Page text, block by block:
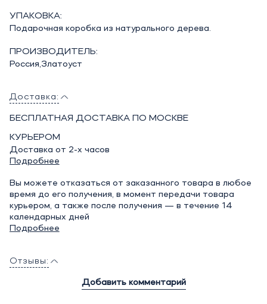
УПАКОВКА:
Подарочная коробка из натурального дерева.
ПРОИЗВОДИТЕЛЬ:
Россия,Златоуст
Доставка:
БЕСПЛАТНАЯ ДОСТАВКА ПО МОСКВЕ
КУРЬЕРОМ
Доставка от 2-х часов
Подробнее
Вы можете отказаться от заказанного товара в любое
время до его получения, в момент передачи товара
курьером, а также после получения — в течение 14
календарных дней
Подробнее
Отзывы:
Добавить комментарий